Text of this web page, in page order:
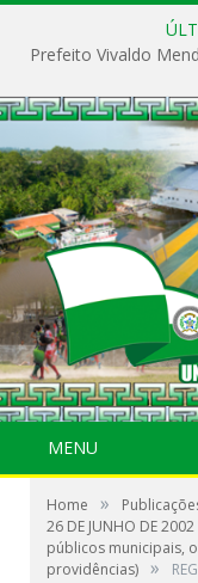
MENU
Home »
26 DE JUNHO DE
públicos municipais,
providências) »